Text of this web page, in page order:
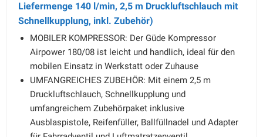
Liefermenge 140 l/min, 2,5 m Druckluftschlauch mit
Schnellkupplung, inkl. Zubehör)
MOBILER KOMPRESSOR: Der Güde Kompressor
Airpower 180/08 ist leicht und handlich, ideal für den
mobilen Einsatz in Werkstatt oder Zuhause
UMFANGREICHES ZUBEHÖR: Mit einem 2,5 m
Druckluftschlauch, Schnellkupplung und
umfangreichem Zubehörpaket inklusive
Ausblaspistole, Reifenfüller, Ballfüllnadel und Adapter